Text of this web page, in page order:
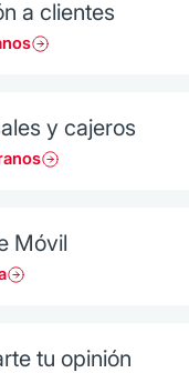
a clientes
y cajeros
Móvil
tu opinión